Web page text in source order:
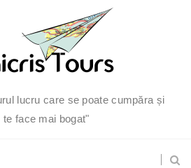
lucru care se poate cumpăra și
te face mai bogat"